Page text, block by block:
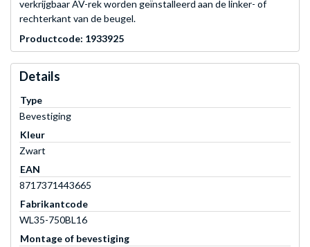
verkrijgbaar AV-rek worden geïnstalleerd aan de linker- of
rechterkant van de beugel.
Productcode: 1933925
Details
Type
Bevestiging
Kleur
Zwart
EAN
8717371443665
Fabrikantcode
WL35-750BL16
Montage of bevestiging